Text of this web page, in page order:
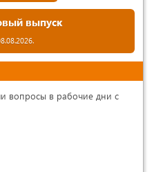
выпуск
вопросы в рабочие дни с